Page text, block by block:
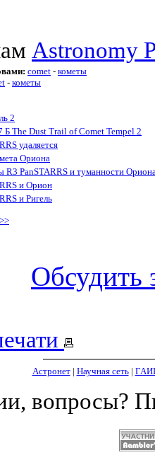
Astronomy
comet - кометы
- кометы
2
Б The Dust Trail of Comet Tempel 2
удаляется
Ориона
R3 PanSTARRS и туманности
и Орион
и Ригель
Обсудить
Астронет| Научная сеть|
вопросы?